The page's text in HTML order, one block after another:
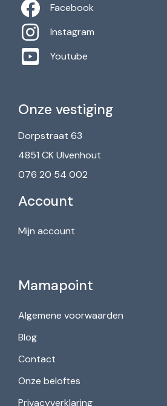
Facebook
Instagram
Youtube
Onze vestiging
Dorpstraat 63
4851 CK Ulvenhout
076 20 54 002
Account
Mijn account
Mamapoint
Algemene voorwaarden
Blog
Contact
Onze beloftes
Privacyverklaring